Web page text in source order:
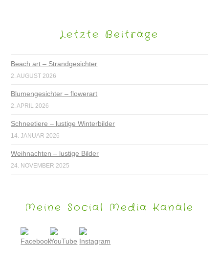
Letzte Beiträge
Beach art – Strandgesichter
2. AUGUST 2026
Blumengesichter – flowerart
2. APRIL 2026
Schneetiere – lustige Winterbilder
14. JANUAR 2026
Weihnachten – lustige Bilder
24. NOVEMBER 2025
Meine Social Media Kanäle